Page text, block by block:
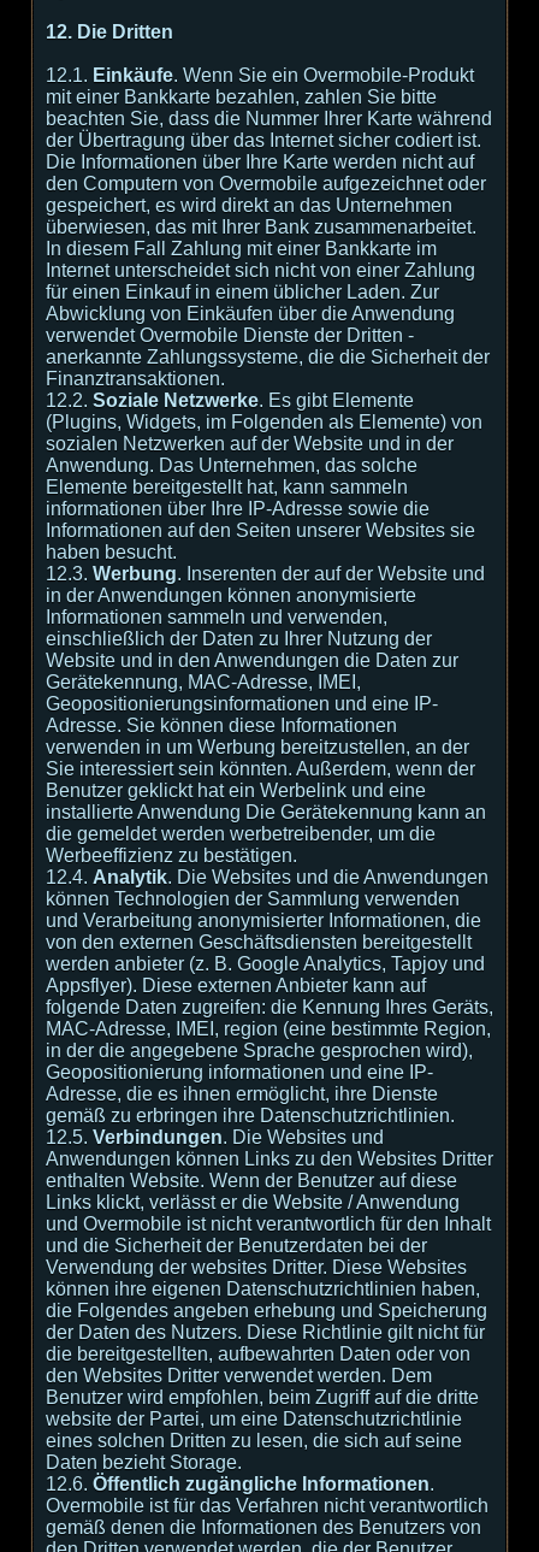
12. Die Dritten
12.1. Einkäufe. Wenn Sie ein Overmobile-Produkt
mit einer Bankkarte bezahlen, zahlen Sie bitte
beachten Sie, dass die Nummer Ihrer Karte während
der Übertragung über das Internet sicher codiert ist.
Die Informationen über Ihre Karte werden nicht auf
den Computern von Overmobile aufgezeichnet oder
gespeichert, es wird direkt an das Unternehmen
überwiesen, das mit Ihrer Bank zusammenarbeitet.
In diesem Fall Zahlung mit einer Bankkarte im
Internet unterscheidet sich nicht von einer Zahlung
für einen Einkauf in einem üblicher Laden. Zur
Abwicklung von Einkäufen über die Anwendung
verwendet Overmobile Dienste der Dritten -
anerkannte Zahlungssysteme, die die Sicherheit der
Finanztransaktionen.
12.2. Soziale Netzwerke. Es gibt Elemente
(Plugins, Widgets, im Folgenden als Elemente) von
sozialen Netzwerken auf der Website und in der
Anwendung. Das Unternehmen, das solche
Elemente bereitgestellt hat, kann sammeln
informationen über Ihre IP-Adresse sowie die
Informationen auf den Seiten unserer Websites sie
haben besucht.
12.3. Werbung. Inserenten der auf der Website und
in der Anwendungen können anonymisierte
Informationen sammeln und verwenden,
einschließlich der Daten zu Ihrer Nutzung der
Website und in den Anwendungen die Daten zur
Gerätekennung, MAC-Adresse, IMEI,
Geopositionierungsinformationen und eine IP-
Adresse. Sie können diese Informationen
verwenden in um Werbung bereitzustellen, an der
Sie interessiert sein könnten. Außerdem, wenn der
Benutzer geklickt hat ein Werbelink und eine
installierte Anwendung Die Gerätekennung kann an
die gemeldet werden werbetreibender, um die
Werbeeffizienz zu bestätigen.
12.4. Analytik. Die Websites und die Anwendungen
können Technologien der Sammlung verwenden
und Verarbeitung anonymisierter Informationen, die
von den externen Geschäftsdiensten bereitgestellt
werden anbieter (z. B. Google Analytics, Tapjoy und
Appsflyer). Diese externen Anbieter kann auf
folgende Daten zugreifen: die Kennung Ihres Geräts,
MAC-Adresse, IMEI, region (eine bestimmte Region,
in der die angegebene Sprache gesprochen wird),
Geopositionierung informationen und eine IP-
Adresse, die es ihnen ermöglicht, ihre Dienste
gemäß zu erbringen ihre Datenschutzrichtlinien.
12.5. Verbindungen. Die Websites und
Anwendungen können Links zu den Websites Dritter
enthalten Website. Wenn der Benutzer auf diese
Links klickt, verlässt er die Website / Anwendung
und Overmobile ist nicht verantwortlich für den Inhalt
und die Sicherheit der Benutzerdaten bei der
Verwendung der websites Dritter. Diese Websites
können ihre eigenen Datenschutzrichtlinien haben,
die Folgendes angeben erhebung und Speicherung
der Daten des Nutzers. Diese Richtlinie gilt nicht für
die bereitgestellten, aufbewahrten Daten oder von
den Websites Dritter verwendet werden. Dem
Benutzer wird empfohlen, beim Zugriff auf die dritte
website der Partei, um eine Datenschutzrichtlinie
eines solchen Dritten zu lesen, die sich auf seine
Daten bezieht Storage.
12.6. Öffentlich zugängliche Informationen.
Overmobile ist für das Verfahren nicht verantwortlich
gemäß denen die Informationen des Benutzers von